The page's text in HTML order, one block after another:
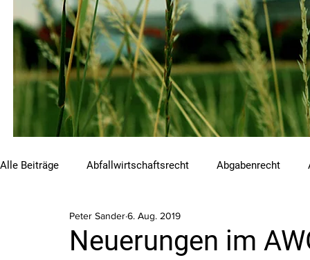
Alle Beiträge Abfallwirtschaftsrecht Abgabenrecht
Beihilfen und Förderungen Chemikalienrecht
Neuerungen im
Peter Sander6. Aug. 2019